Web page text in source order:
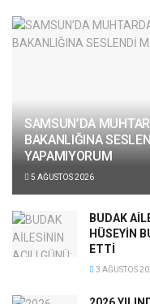
SAMSUN’DA
BAKANLIĞINA
YAPAMIYORUM
5 AĞUSTOS 2026
BUDAK
HÜSEYİN
ETTİ
3 AĞUSTOS